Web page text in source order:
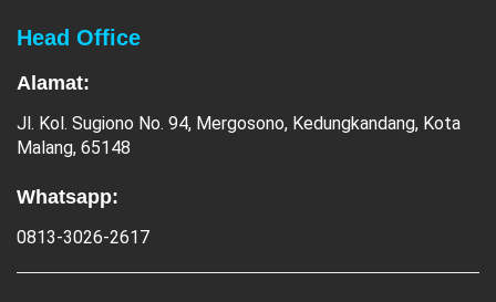
Head Office
Alamat:
Jl. Kol. Sugiono No. 94, Mergosono, Kedungkandang, Kota
Malang, 65148
Whatsapp:
0813-3026-2617